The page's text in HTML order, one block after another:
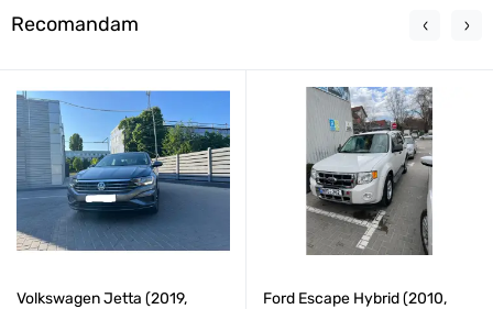
Recomandam
Volkswagen Jetta (2019,
Ford Escape Hybrid (2010,